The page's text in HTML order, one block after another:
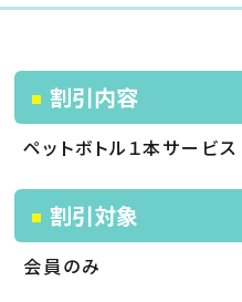
割引内容
ペットボトル１本サービス
割引対象
会員のみ